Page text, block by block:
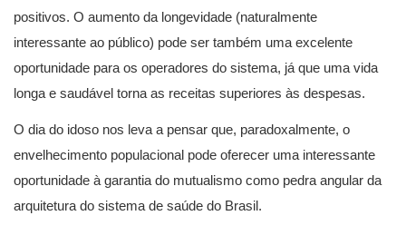
positivos. O aumento da longevidade (naturalmente
interessante ao público) pode ser também uma excelente
oportunidade para os operadores do sistema, já que uma vida
longa e saudável torna as receitas superiores às despesas.
O dia do idoso nos leva a pensar que, paradoxalmente, o
envelhecimento populacional pode oferecer uma interessante
oportunidade à garantia do mutualismo como pedra angular da
arquitetura do sistema de saúde do Brasil.